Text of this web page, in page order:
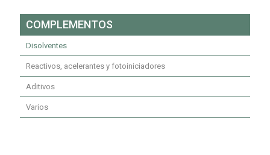
COMPLEMENTOS
Disolventes
Reactivos, acelerantes y fotoiniciadores
Aditivos
Varios